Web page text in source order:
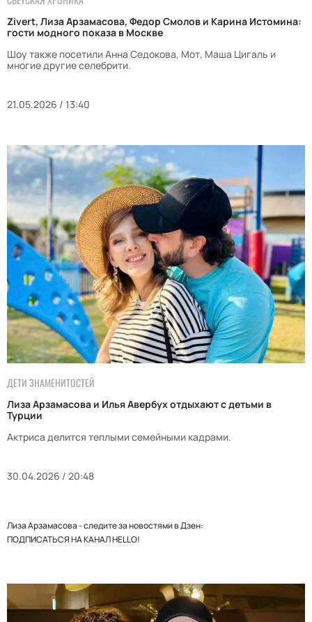
Zivert, Лиза Арзамасова, Федор Смолов и Карина Истомина:
гости модного показа в Москве
Шоу также посетили Анна Седокова, Мот, Маша Цигаль и
многие другие селебрити.
21.05.2026 / 13:40
ДЕТИ ЗНАМЕНИТОСТЕЙ
Лиза Арзамасова и Илья Авербух отдыхают с детьми в
Турции
Актриса делится теплыми семейными кадрами.
30.04.2026 / 20:48
Лиза Арзамасова - следите за новостями в Дзен:
ПОДПИСАТЬСЯ НА КАНАЛ HELLO!